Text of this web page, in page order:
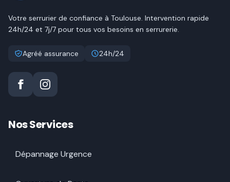
Votre serrurier de confiance à Toulouse. Intervention rapide
24h/24 et 7j/7 pour tous vos besoins en serrurerie.
Agréé assurance 24h/24
Nos Services
Dépannage Urgence